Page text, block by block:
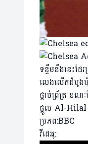
ទន្ទឹមនឹងនេះដ
លេងលើកដំបូង
ផ្តាច់ព្រ័ត្រ ខ
ផ្តួល Al-Hilal
ប្រភព:BBC
វីដេអូ: